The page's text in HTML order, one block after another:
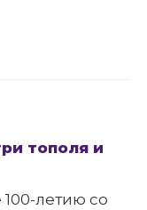
тополя и
летию со